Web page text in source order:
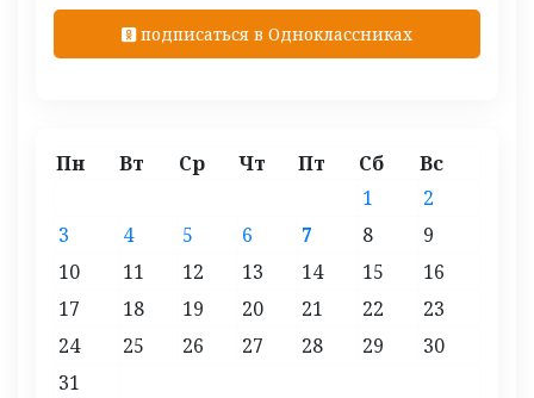
подписаться в Одноклассниках
Пн Вт Ср Чт Пт Сб Вс
1
2
3
4 5 6 7 8
9
10
11 12 13 14 15
16
17
18 19 20 21 22
23
24
25 26 27 28 29
30
31